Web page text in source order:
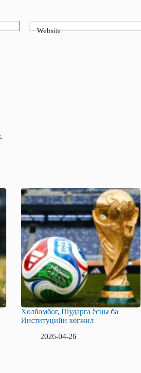
Website
Хөлбөмбөг, Шударга ёсны ба
Институцийн хөгжил
2026-04-26